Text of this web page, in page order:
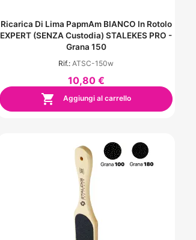
Ricarica Di Lima PapmAm BIANCO In Rotolo
EXPERT (SENZA Custodia) STALEKES PRO -
Grana 150
Rif.: ATSC-150w
10,80 €
 Aggiungi al carrello